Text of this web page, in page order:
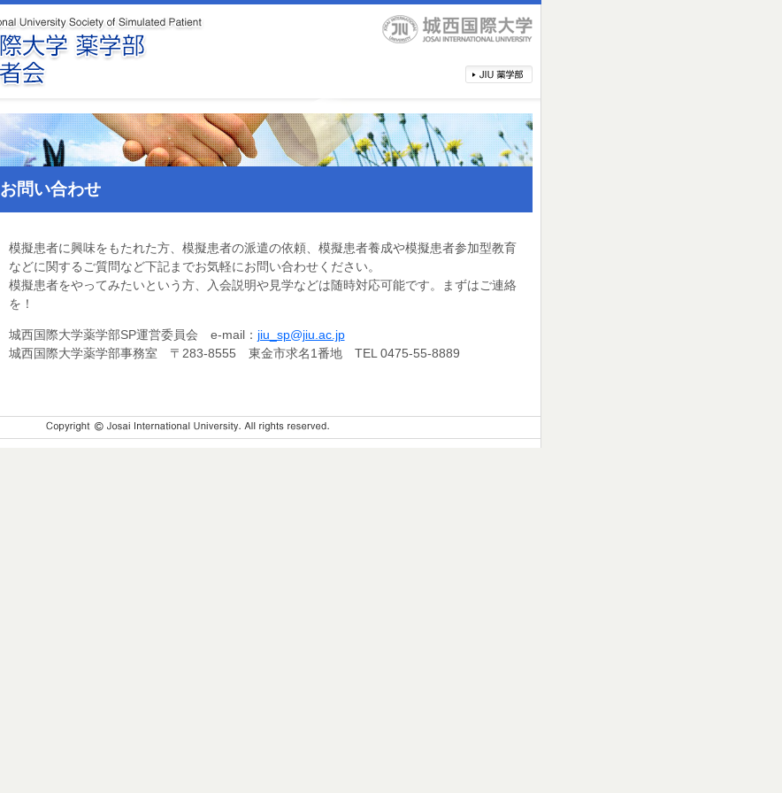
お問い合わせ
模擬患者に興味をもたれた方、模擬患者の派遣の依頼、模擬患者養成や模擬患者参加型教育
などに関するご質問など下記までお気軽にお問い合わせください。
模擬患者をやってみたいという方、入会説明や見学などは随時対応可能です。まずはご連絡
を！
城西国際大学薬学部SP運営委員会 e-mail： jiu_sp@jiu.ac.jp
城西国際大学薬学部事務室 〒283-8555 東金市求名1番地 TEL 0475-55-8889